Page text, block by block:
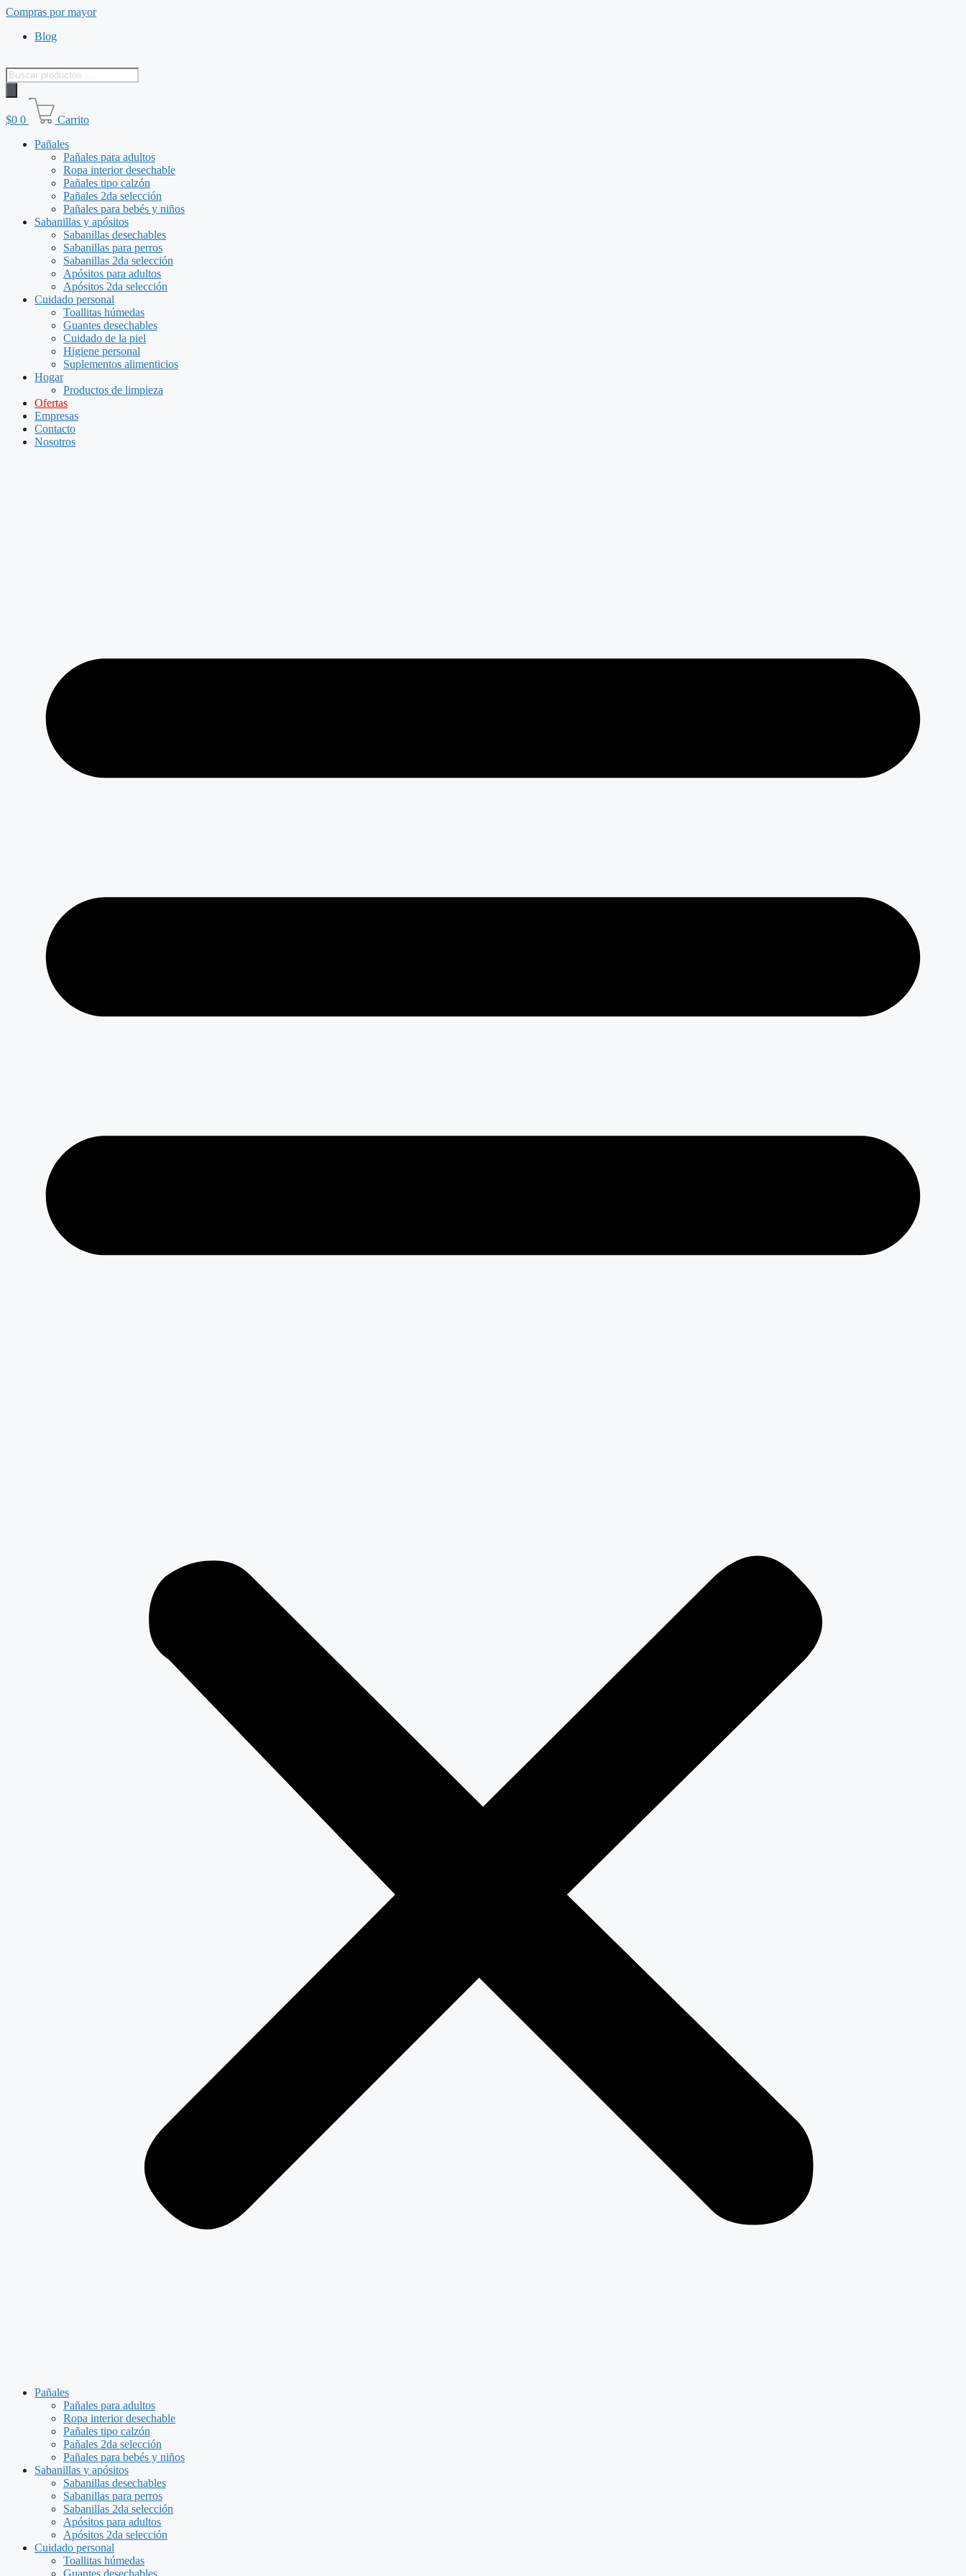
Saltar
contenido
Compras por mayor
Blog
Búsqueda
de
productos
$0 0
Carrito
Pañales
Pañales para adultos
Ropa interior desechable
Pañales tipo calzón
Pañales 2da selección
Pañales para bebés y niños
Sabanillas y apósitos
Sabanillas desechables
Sabanillas para perros
Sabanillas 2da selección
Apósitos para adultos
Apósitos 2da selección
Cuidado personal
Toallitas húmedas
Guantes desechables
Cuidado de la piel
Higiene personal
Suplementos alimenticios
Hogar
Productos de limpieza
Ofertas
Empresas
Contacto
Nosotros
Pañales
Pañales para adultos
Ropa interior desechable
Pañales tipo calzón
Pañales 2da selección
Pañales para bebés y niños
Sabanillas y apósitos
Sabanillas desechables
Sabanillas para perros
Sabanillas 2da selección
Apósitos para adultos
Apósitos 2da selección
Cuidado personal
Toallitas húmedas
Guantes desechables